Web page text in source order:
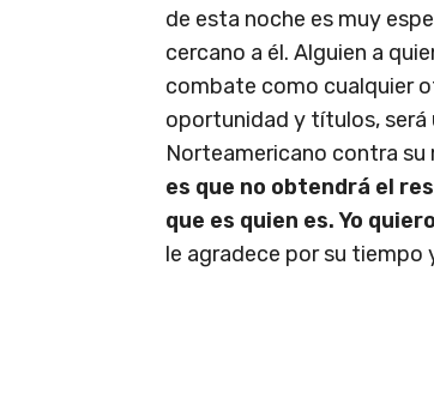
de esta noche es muy
cercano a él. Alguien a
combate como cualquier
oportunidad y títulos, será
Norteamericano contra su
es que no obtendrá el
que es quien es. Yo
le agradece por su tiempo